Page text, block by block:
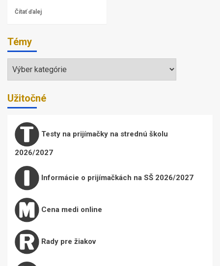
Čítať ďalej
Témy
Témy
Užitočné
Testy na prijímačky na strednú školu
2026/2027
Informácie o prijímačkách na SŠ 2026/2027
Cena medi online
Rady pre žiakov